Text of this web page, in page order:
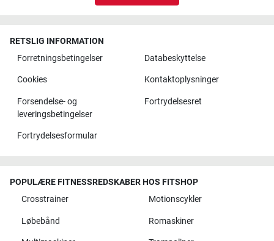
RETSLIG INFORMATION
Forretningsbetingelser
Databeskyttelse
Cookies Kontaktoplysninger
Forsendelse- og
leveringsbetingelser
Fortrydelsesret
Fortrydelsesformular
POPULÆRE FITNESSREDSKABER HOS FITSHOP
Crosstrainer
Motionscykler
Løbebånd Romaskiner